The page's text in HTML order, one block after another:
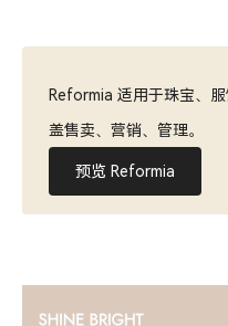
Reformia 适用于珠宝、
盖售卖、营销、管理。
预览 Reformia